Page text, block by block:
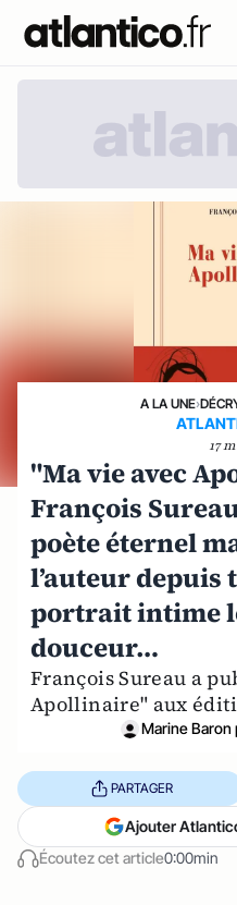
A LA UNE›
17
"Ma vie avec
François
poète éternel
l’auteur depuis
portrait intime
douceur…
François Sureau a
Apollinaire" aux
Marine
Écoutez cet article0:00min
PARTAGER
Ajouter